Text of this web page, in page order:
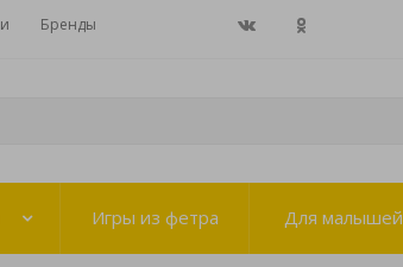
Бренды
Игры из фетра Для малышей